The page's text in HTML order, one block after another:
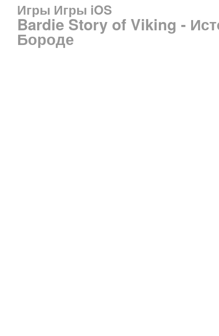
Игры Игры iOS
Bardie Story of Viking -
Бороде